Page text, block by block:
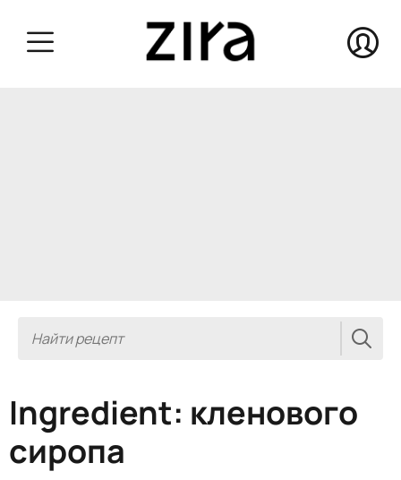
Ingredient: кленового
сиропа